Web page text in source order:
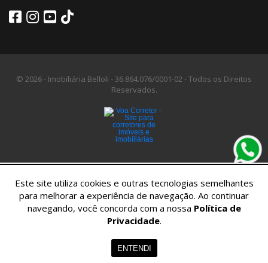
Imóveis
© 2026 - Imobiliária Belloli -36.864.076/0001-02 -Todos os Direitos
Reservados.
Este site utiliza cookies e outras tecnologias semelhantes
para melhorar a experiência de navegação. Ao continuar
navegando, você concorda com a nossa Política de
Privacidade.
ENTENDI